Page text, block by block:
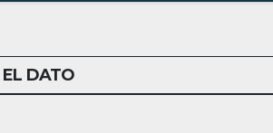
EL DATO